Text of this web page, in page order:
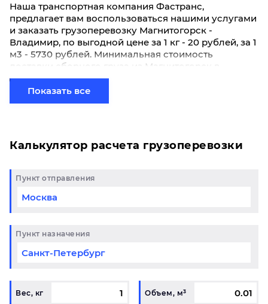
Наша транспортная компания Фастранс,
предлагает вам воспользоваться нашими услугами
и заказать грузоперевозку Магнитогорск -
Владимир, по выгодной цене за 1 кг - 20 рублей, за 1
м3 - 5730 рублей. Минимальная стоимость
доставки сборного груза из Магнитогорск в
Владимир начинается от 720 рублей. Если вы
хотите отправить свой груз сборной партией по
готовому маршруту в Владимир и у вас возникли
Показать все
Калькулятор расчета грузоперевозки
Пункт отправления
Пункт назначения
Вес, кг Объем, м³